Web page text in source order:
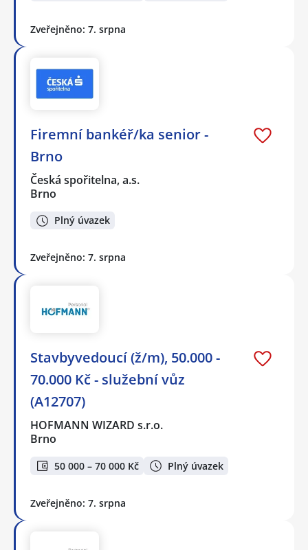
Zveřejněno: 7. srpna
Firemní bankéř/ka senior -
Brno
Česká spořitelna, a.s.
Brno
Plný úvazek
Zveřejněno: 7. srpna
Stavbyvedoucí (ž/m), 50.000 -
70.000 Kč - služební vůz
(A12707)
HOFMANN WIZARD s.r.o.
Brno
50 000 – 70 000 Kč Plný úvazek
Zveřejněno: 7. srpna